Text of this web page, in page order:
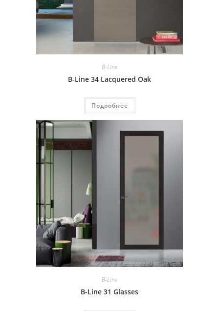
B-Line
B-Line 34 Lacquered Oak
Подробнее
B-Line
B-Line 31 Glasses